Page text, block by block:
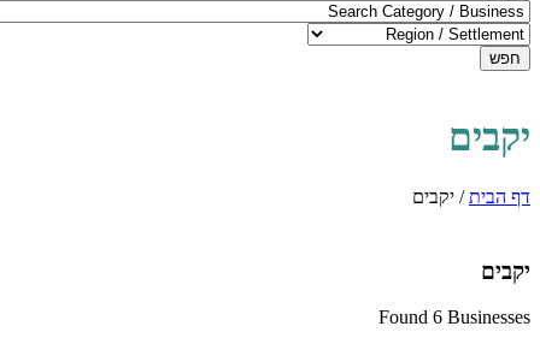
חפש
יקבים
דף הבית/ יקבים
יקבים
Found 6 Businesses